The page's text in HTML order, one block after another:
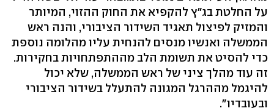
על החלטת בג"ץ להקפיא את החוק ההזוי, המיותר
והמזיק לפיצול תאגיד השידור הציבורי, והנה ראש
הממשלה ואנשיו מנסים להנחית עליו מהלומה נוספת
כדי להסיט את תשומת הלב מההתפתחויות בחקירות.
זה עוד מהלך ציני של ראש הממשלה, שלא יכול
להיגמל מההרגל המגונה להתעלל בשידור הציבורי
ובעובדיו".